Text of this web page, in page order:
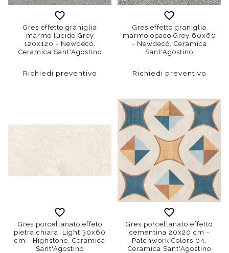
Gres effetto graniglia
marmo lucido Grey
120x120 - Newdecò,
Ceramica Sant'Agostino
Richiedi preventivo
Gres effetto graniglia
marmo opaco Grey 60x60
- Newdecò, Ceramica
Sant'Agostino
Richiedi preventivo
Gres porcellanato effeto
pietra chiara, Light 30x60
cm - Highstone, Ceramica
Sant'Agostino
Gres porcellanato effetto
cementina 20x20 cm -
Patchwork Colors 04,
Ceramica Sant'Agostino